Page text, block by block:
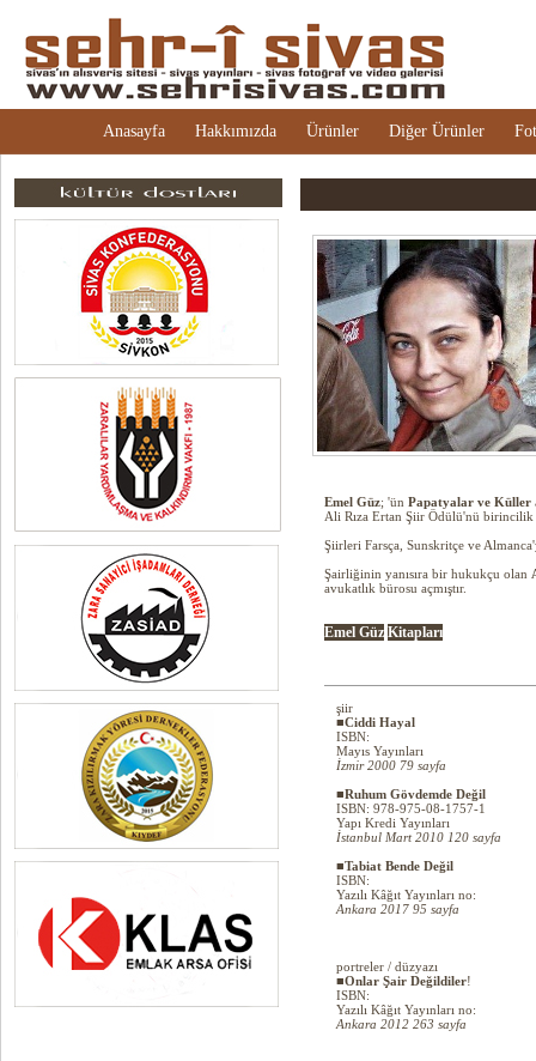
Anasayfa Hakkımızda Ürünler Diğer Ürünler
Emel Güz; 'ün Papatyalar ve Küller
Ali Rıza Ertan Şiir Ödülü'nü birincilik
Şiirleri Farsça, Sunskritçe ve
Şairliğinin yanısıra bir hukukçu olan
avukatlık bürosu açmıştır.
Emel Güz Kitapları
şiir
■Ciddi Hayal
ISBN:
Mayıs Yayınları
İzmir 2000 79 sayfa
■Ruhum Gövdemde Değil
ISBN: 978-975-08-1757-1
Yapı Kredi Yayınları
İstanbul Mart 2010 120 sayfa
■Tabiat Bende Değil
ISBN:
Yazılı Kâğıt Yayınları no:
Ankara 2017 95 sayfa
portreler / düzyazı
■Onlar Şair Değildiler!
ISBN:
Yazılı Kâğıt Yayınları no:
Ankara 2012 263 sayfa